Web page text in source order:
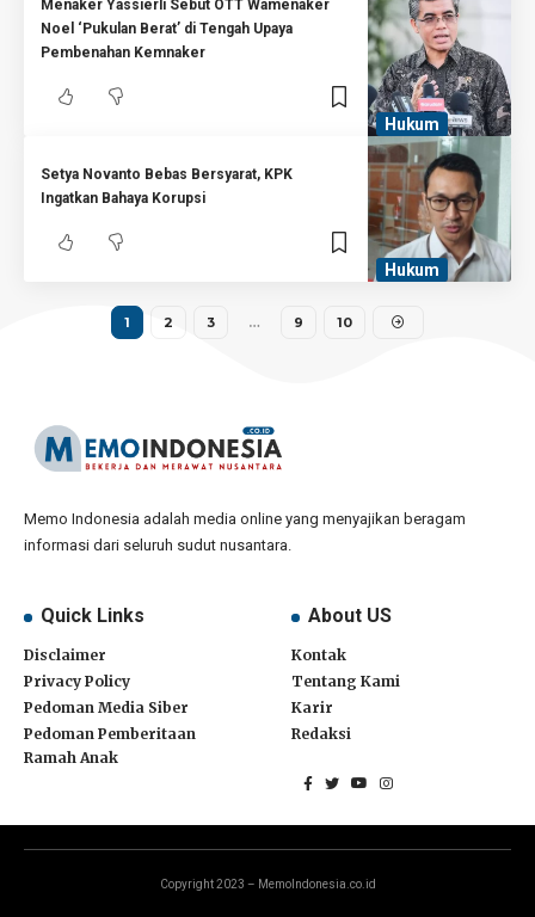
Hukum
Menaker Yassierli Sebut OTT Wamenaker
Noel ‘Pukulan Berat’ di Tengah Upaya
Pembenahan Kemnaker
Hukum
Setya Novanto Bebas Bersyarat, KPK
Ingatkan Bahaya Korupsi
1 2 3 … 9 10
Memo Indonesia adalah media online yang menyajikan beragam
informasi dari seluruh sudut nusantara.
Quick Links
Disclaimer
Privacy Policy
Pedoman Media Siber
Pedoman Pemberitaan
Ramah Anak
About US
Kontak
Tentang Kami
Karir
Redaksi
Copyright 2023 – MemoIndonesia.co.id